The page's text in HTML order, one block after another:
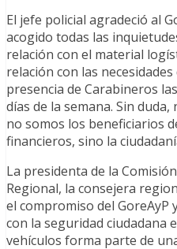
El jefe policial agradeció al
acogido todas las
relación con el material
relación con las
presencia de Carabineros
días de la semana. Sin
no somos los beneficiarios
financieros, sino la
La presidenta de la
Regional, la consejera
el compromiso del
con la seguridad ciudadana
vehículos forma parte de